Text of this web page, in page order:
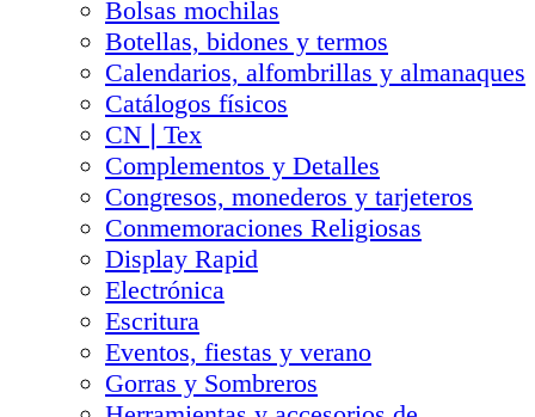
Bolsas mochilas
Botellas, bidones y termos
Calendarios, alfombrillas y almanaques
Catálogos físicos
CN❘Tex
Complementos y Detalles
Congresos, monederos y tarjeteros
Conmemoraciones Religiosas
Display Rapid
Electrónica
Escritura
Eventos, fiestas y verano
Gorras y Sombreros